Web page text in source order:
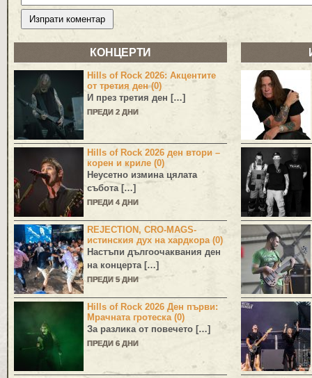
КОНЦЕРТИ
Hills of Rock 2026: Акцентите
от третия ден (0)
И през третия ден […]
ПРЕДИ 2 ДНИ
Hills of Rock 2026 ден втори –
корен и криле (0)
Неусетно измина цялата
събота […]
ПРЕДИ 4 ДНИ
REJECTION, CRO-MAGS-
истинския дух на хардкора (0)
Настъпи дългоочаквания ден
на концерта […]
ПРЕДИ 5 ДНИ
Hills of Rock 2026 Ден първи:
Мрачната гротеска (0)
За разлика от повечето […]
ПРЕДИ 6 ДНИ